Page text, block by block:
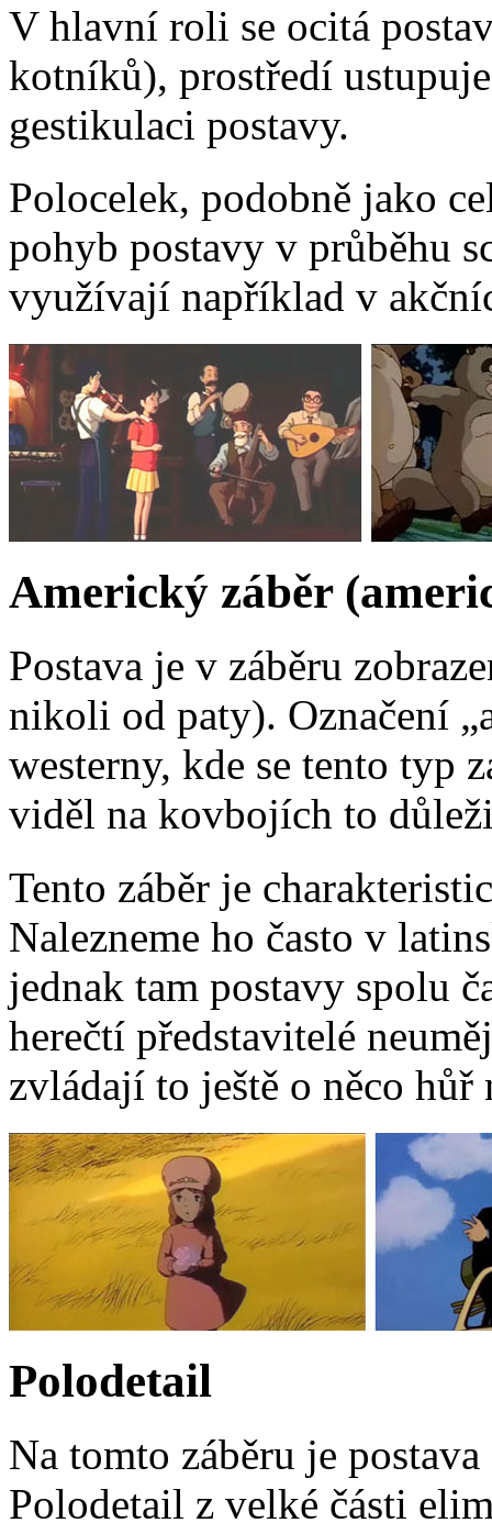
V hlavní roli se ocitá
kotníků), prostředí
gestikulaci postavy.
Polocelek, podobně jako
pohyb postavy v průběhu
využívají například v
Americký záběr
Postava je v záběru
nikoli od paty). Označení
westerny, kde se tento typ
viděl na kovbojích to
Tento záběr je
Nalezneme ho často v
jednak tam postavy spolu
herečtí představitelé
zvládají to ještě o něco hůř
Polodetail
Na tomto záběru je
Polodetail z velké části